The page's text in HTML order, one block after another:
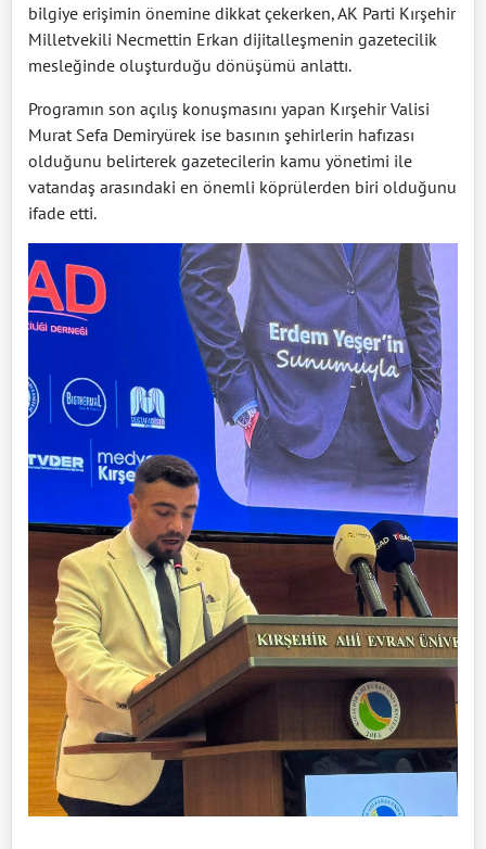
bilgiye erişimin önemine dikkat çekerken, AK Parti Kırşehir
Milletvekili Necmettin Erkan dijitalleşmenin gazetecilik
mesleğinde oluşturduğu dönüşümü anlattı.
Programın son açılış konuşmasını yapan Kırşehir Valisi
Murat Sefa Demiryürek ise basının şehirlerin hafızası
olduğunu belirterek gazetecilerin kamu yönetimi ile
vatandaş arasındaki en önemli köprülerden biri olduğunu
ifade etti.